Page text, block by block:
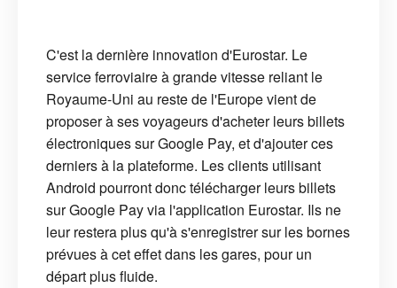
C'est la dernière innovation d'Eurostar. Le
service ferroviaire à grande vitesse reliant le
Royaume-Uni au reste de l'Europe vient de
proposer à ses voyageurs d'acheter leurs billets
électroniques sur Google Pay, et d'ajouter ces
derniers à la plateforme. Les clients utilisant
Android pourront donc télécharger leurs billets
sur Google Pay via l'application Eurostar. Ils ne
leur restera plus qu'à s'enregistrer sur les bornes
prévues à cet effet dans les gares, pour un
départ plus fluide.